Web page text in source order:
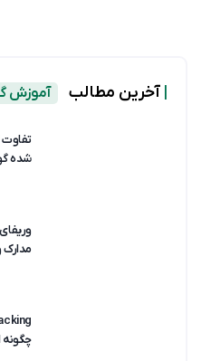
آخرین مطالب آموزش
تفاوت
شده
مدارک